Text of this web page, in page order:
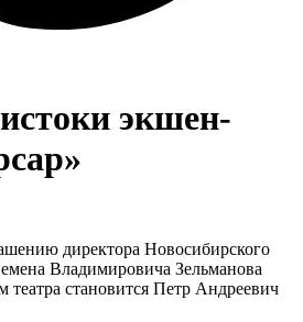
экшен-
директора Новосибирского
Владимировича Зельманова
театра становится Петр Андреевич